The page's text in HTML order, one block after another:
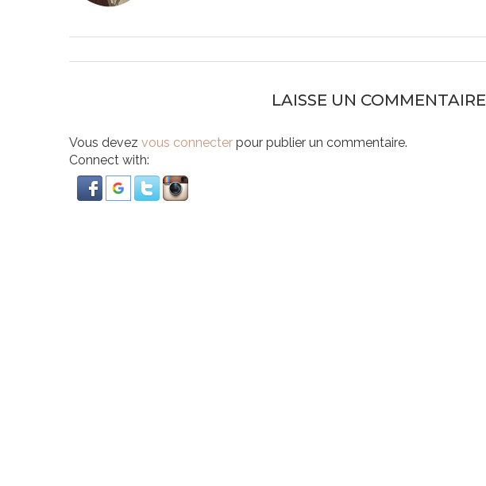
LAISSE UN COMMENTAIRE
Vous devez vous connecter pour publier un commentaire.
Connect with: